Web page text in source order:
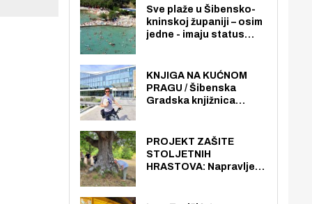
nego radno sposobnih
osoba među svojih 170
stanovnika.
Sve plaže u Šibensko-
kninskoj županiji – osim
jedne - imaju status
općoj upotrebi. Pristup
je slobodan i besplatan
za sve građane i
KNJIGA NA KUĆNOM
PRAGU / Šibenska
Gradska knjižnica
knjiga na kućnu adresu
električnim biciklom.
PROJEKT ZAŠITE
STOLJETNIH
HRASTOVA: Napravljen